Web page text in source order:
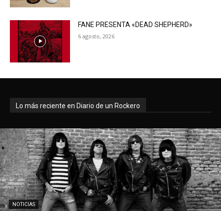
FANE PRESENTA «DEAD SHEPHERD»
6 agosto, 2026
Lo más reciente en Diario de un Rockero
NOTICIAS